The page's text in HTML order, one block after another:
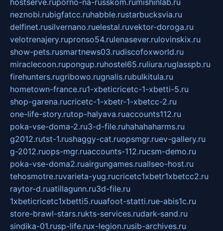
neznobi.rubigfatcc.ruhabble.rustarbucksvia.ru
delfinet.rusilvernano.ruelestal.ruvektor-doroga.ru
velotrenajery.rupronso54.rulenasever.rulovinskix.ru
show-pets.rusmartnews03.rudiscofoxworld.ru
miraclecoon.rupongup.ruhostel65.ruliura.ruglasspb.ru
firehunters.rugribowo.rugnalis.rubulkitula.ru
hometown-france.ru1-xbeticricetc-1-xbetti-5.ru
shop-garena.rucricetc-1-xbetr-1-xbetcc-2.ru
one-life-story.rutop-halyava.ruaccounts112.ru
poka-vse-doma-2.ru3-d-file.ruhahahaharms.ru
g2012.rutst-1.rushaggy-cat.ruopsmgr.ruev-gallery.ru
g-2012.ruops-mgr.ruaccounts-112.rucsm-demo.ru
poka-vse-doma2.ruairgungames.ruallseo-host.ru
tehosmotre.ruvarieta-yug.rucricetc1xbetr1xbetcc2.ru
raytor-d.ruatillagunn.ru3d-file.ru
1xbeticricetc1xbetti5.ruuafoot-statti.rue-abis1c.ru
store-brawl-stars.rukts-services.rudark-sand.ru
sindika-01.rusp-life.rux-legion.rusib-archives.ru